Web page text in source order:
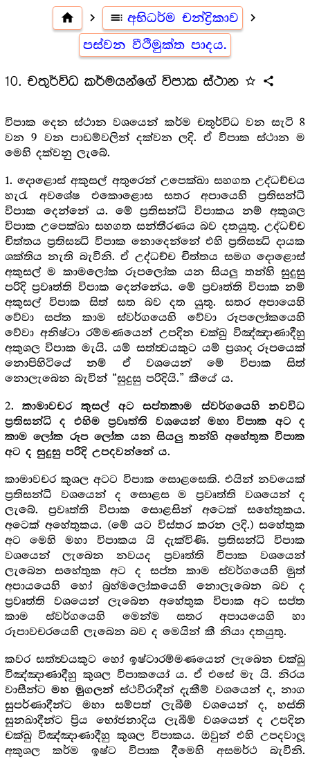
home navigate_next toc අභිධර්ම චන්ද්‍රිකාව navigate_next
පස්වන වීථිමුක්ත පාදය.
10. චතුර්විධ කර්මයන්ගේ විපාක ස්ථාන star_outline share
විපාක දෙන ස්ථාන වශයෙන් කර්ම චතුර්විධ වන සැටි 8
වන 9 වන පාඩම්වලින් දක්වන ලදි. ඒ විපාක ස්ථාන ම
මෙහි දක්වනු ලැබේ.
1. දොළොස් අකුසල් අතුරෙන් උපෙක්ඛා සහගත උද්ධච්චය
හැරැ අවශේෂ එකොළොස සතර අපායෙහි ප්‍රතිසන්ධි
විපාක දෙන්නේ ය. මේ ප්‍රතිසන්ධි විපාකය නම් අකුශල
විපාක උපෙක්ඛා සහගත සන්තීරණය බව දතයුතු. උද්ධච්ච
චිත්තය ප්‍රතිසන්‍ධි විපාක නොදෙන්නේ එහි ප්‍රතිසන්‍ධි දායක
ශක්තිය නැති බැවිනි. ඒ උද්ධච්ච චිත්තය සමග දොළොස්
අකුසල් ම කාමලෝක රූපලෝක යන සියලු තන්හි සුදුසු
පරිදි ප්‍රවෘත්ති විපාක දෙන්නේය. මේ ප්‍රවෘත්ති විපාක නම්
අකුසල් විපාක සිත් සත බව දත යුතු. සතර අපායෙහි
වේවා සප්ත කාම ස්වර්ගයෙහි වේවා රූපලෝකයෙහි
වේවා අනිෂ්ටා රම්මණයෙන් උපදින චක්ඛු විඤ්ඤාණාදීහු
අකුශල විපාක මැයි. යම් සත්ත්‍වයකුට යම් ප්‍රශාද රූපයෙක්
නොපිහිටියේ නම් ඒ වශයෙන් මේ විපාක සිත්
නොලැබෙන බැවින් “සුදුසු පරිදියි.” කීයේ ය.
2.කාමාවචර කුසල් අට සප්තකාම ස්වර්ගයෙහි නවවිධ
ප්‍රතිසන්ධි ද එහිම ප්‍රවෘත්ති වශයෙන් මහා විපාක අට ද
කාම ලෝක රූප ලෝක යන සියලු තන්හි අහේතුක විපාක
අට ද සුදුසු පරිදි උපදවන්නේ ය.
කාමාවචර කුශල අටට විපාක සොළසෙකි. එයින් නවයෙක්
ප්‍රතිසන්ධි වශයෙන් ද සොළස ම ප්‍රවෘත්ති වශයෙන් ද
ලැබේ. ප්‍රවෘත්ති විපාක සොළසින් අටෙක් සහේතුකය.
අටෙක් අහේතුකය. (මේ යට විස්තර කරන ලදි.) සහේතුක
අට මෙහි මහා විපාකය යි දැක්විණි. ප්‍රතිසන්ධි විපාක
වශයෙන් ලැබෙන නවයද ප්‍රවෘත්ති විපාක වශයෙන්
ලැබෙන සහේතුක අට ද සප්ත කාම ස්වර්ගයෙහි මුත්
අපායයෙහි හෝ බ්‍රහ්මලෝකයෙහි නොලැබෙන බව ද
ප්‍රවෘත්ති වශයෙන් ලැබෙන අහේතුක විපාක අට සප්ත
කාම ස්වර්ගයෙහි මෙන්ම සතර අපායයෙහි හා
රූපාවචරයෙහි ලැබෙන බව ද මෙයින් කී නියා දතයුතු.
කවර සත්ත්‍වයකුට හෝ ඉෂ්ටාරම්මණයෙන් ලැබෙන චක්ඛු
විඤ්ඤාණාදීහු කුශල විපාකයෝ ය. ඒ එසේ මැ යි. නිරය
වාසීන්ටමහ මුගලන්ස්ථවිරාදීන් දැකීම් වශයෙන් ද, නාග
සුපර්ණාදීන්ට මහා සම්පත් ලැබීම් වශයෙන් ද, හස්ති
සුනඛාදීන්ට ප්‍රිය භෝජනාදිය ලැබීම් වශයෙන් ද උපදින
චක්ඛු විඤ්ඤාණාදීහු කුශල විපාකය. ඔවුන් එහි උපදවාලූ
අකුශල කර්ම ඉෂ්ට විපාක දීමෙහි අසමර්ථ බැවිනි.